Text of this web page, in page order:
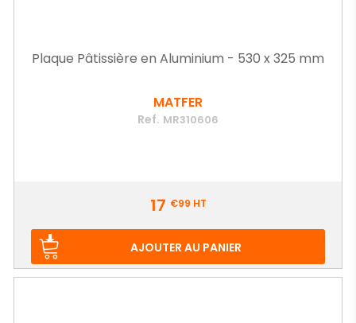
Plaque Pâtissière en Aluminium - 530 x 325 mm
MATFER
Ref. MR310606
17 €99 HT
AJOUTER AU PANIER